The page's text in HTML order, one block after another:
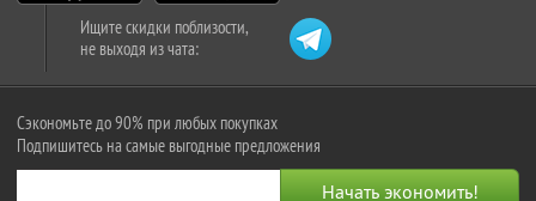
Ищите скидки поблизости,
не выходя из чата:
Сэкономьте до 90% при любых покупках
Подпишитесь на самые выгодные предложения